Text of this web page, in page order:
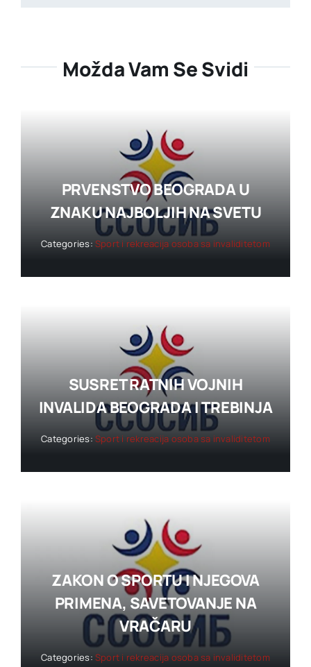
Možda Vam Se Svidi
PRVENSTVO BEOGRADA U
ZNAKU NAJBOLJIH NA SVETU
Categories:Sport i rekreacija osoba sa invaliditetom
SUSRET RATNIH VOJNIH
INVALIDA BEOGRADA I TREBINJA
Categories:Sport i rekreacija osoba sa invaliditetom
ZAKON O SPORTU I NJEGOVA
PRIMENA, SAVETOVANJE NA
VRAČARU
Categories:Sport i rekreacija osoba sa invaliditetom